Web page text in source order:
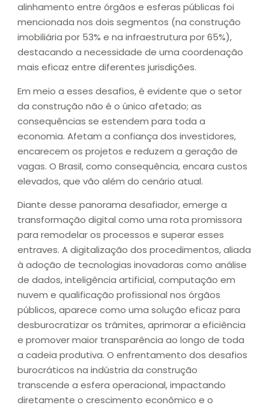
alinhamento entre órgãos e esferas públicas foi
mencionada nos dois segmentos (na construção
imobiliária por 53% e na infraestrutura por 65%),
destacando a necessidade de uma coordenação
mais eficaz entre diferentes jurisdições.
Em meio a esses desafios, é evidente que o setor
da construção não é o único afetado; as
consequências se estendem para toda a
economia. Afetam a confiança dos investidores,
encarecem os projetos e reduzem a geração de
vagas. O Brasil, como consequência, encara custos
elevados, que vão além do cenário atual.
Diante desse panorama desafiador, emerge a
transformação digital como uma rota promissora
para remodelar os processos e superar esses
entraves. A digitalização dos procedimentos, aliada
à adoção de tecnologias inovadoras como análise
de dados, inteligência artificial, computação em
nuvem e qualificação profissional nos órgãos
públicos, aparece como uma solução eficaz para
desburocratizar os trâmites, aprimorar a eficiência
e promover maior transparência ao longo de toda
a cadeia produtiva. O enfrentamento dos desafios
burocráticos na indústria da construção
transcende a esfera operacional, impactando
diretamente o crescimento econômico e o